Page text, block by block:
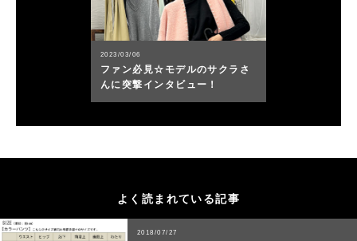
よく読まれている記事
2018/07/27
2023/03/06
ファン必見☆モデルのサクラさ
んに突撃インタビュー！